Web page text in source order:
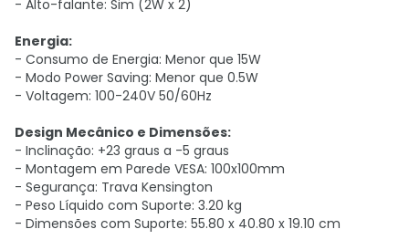
- Alto-falante: Sim (2W x 2)
Energia:
- Consumo de Energia: Menor que 15W
- Modo Power Saving: Menor que 0.5W
- Voltagem: 100-240V 50/60Hz
Design Mecânico e Dimensões:
- Inclinação: +23 graus a -5 graus
- Montagem em Parede VESA: 100x100mm
- Segurança: Trava Kensington
- Peso Líquido com Suporte: 3.20 kg
- Dimensões com Suporte: 55.80 x 40.80 x 19.10 cm